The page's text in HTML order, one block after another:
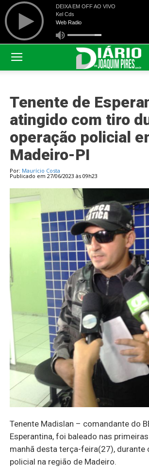
Tenente de
atingido com tiro
operação policial
Madeiro-PI
Por: Maurício Costa
Publicado em 27/06/2023 às 09h23
Tenente Madislan – comandante do
Esperantina, foi baleado nas
manhã desta terça-feira(27), durante
policial na região de Madeiro.